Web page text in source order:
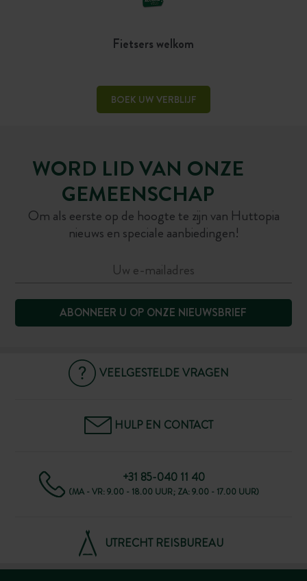
Fietsers welkom
BOEK UW VERBLIJF
WORD LID VAN ONZE
GEMEENSCHAP
Om als eerste op de hoogte te zijn van Huttopia
nieuws en speciale aanbiedingen!
ABONNEER U OP ONZE NIEUWSBRIEF
VEELGESTELDE VRAGEN
HULP EN CONTACT
+31 85-040 11 40
(MA - VR: 9.00 - 18.00 UUR; ZA: 9.00 - 17.00 UUR)
UTRECHT REISBUREAU